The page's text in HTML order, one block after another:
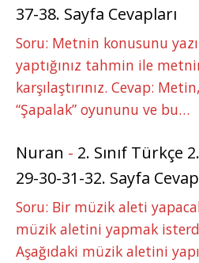
37-38. Sayfa Cevapları
Soru: Metnin konusunu
yaptığınız tahmin ile
karşılaştırınız. Cevap:
“Şapalak” oyununu ve bu…
Nuran - 2. Sınıf Türkçe
29-30-31-32. Sayfa
Soru: Bir müzik aleti
müzik aletini yapmak
Aşağıdaki müzik aletini